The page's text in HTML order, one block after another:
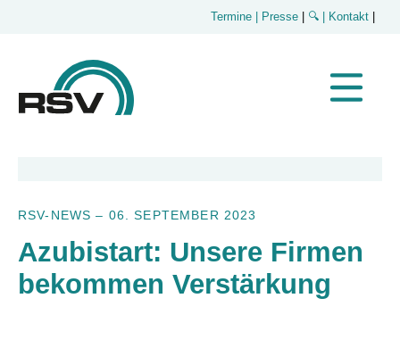
Termine | Presse 🔍 | Kontakt
RSV-NEWS – 06. SEPTEMBER 2023
Azubistart: Unsere Firmen
bekommen Verstärkung